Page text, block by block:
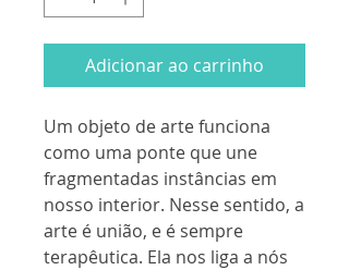
Adicionar ao carrinho
Um objeto de arte funciona
como uma ponte que une
fragmentadas instâncias em
nosso interior. Nesse sentido, a
arte é união, e é sempre
terapêutica. Ela nos liga a nós